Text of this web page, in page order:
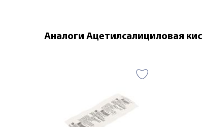
Аналоги Ацетилсалициловая